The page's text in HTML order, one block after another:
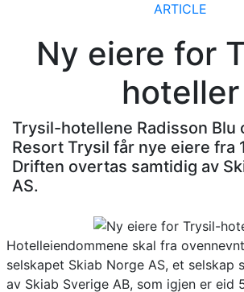
ARTICLE
Ny eiere for
hoteller
Trysil-hotellene Radisson Blu
Resort Trysil får nye eiere fra
Driften overtas samtidig av
AS.
Hotelleiendommene skal fra
selskapet Skiab Norge AS, et selskap
av Skiab Sverige AB, som igjen er eid